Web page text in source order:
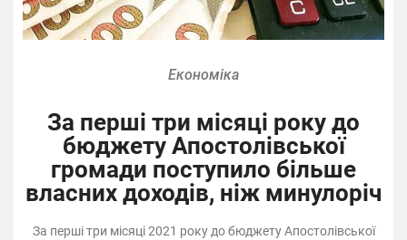
Економіка
За перші три місяці року до
бюджету Апостолівської
громади поступило більше
власних доходів, ніж минулоріч
За перші три місяці 2021 року до бюджету Апостолівської